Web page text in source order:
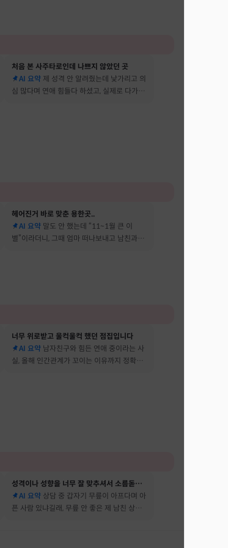
처음 본 사주타로인데 나쁘지 않았던 곳
AI 요약 제 성격 안 알려줬는데 낯가리고 의
심 많다며 연애 힘들다 하셨고, 실제로 다가온
헤어진거 바로 맞춘 용한곳..
AI 요약 말도 안 했는데 “11~1월 큰 이
별”이라더니, 그때 엄마 떠나보내고 남친과도
너무 위로받고 울컥울컥 했던 점집입니다
AI 요약 남자친구와 힘든 연애 중이라는 사
실, 올해 인간관계가 꼬이는 이유까지 정확히
성격이나 성향을 너무 잘 맞추셔서 소름돋았어요
AI 요약 상담 중 갑자기 무릎이 아프다며 아
픈 사람 있냐길래, 무릎 안 좋은 제 남친 상태